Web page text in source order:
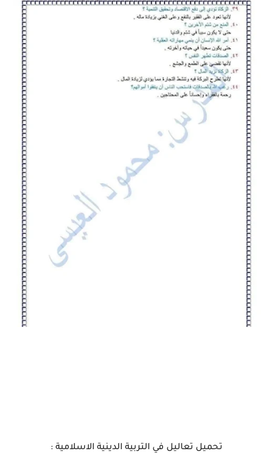
تحميل تعاليل في التربية الدينية الاسلامية :